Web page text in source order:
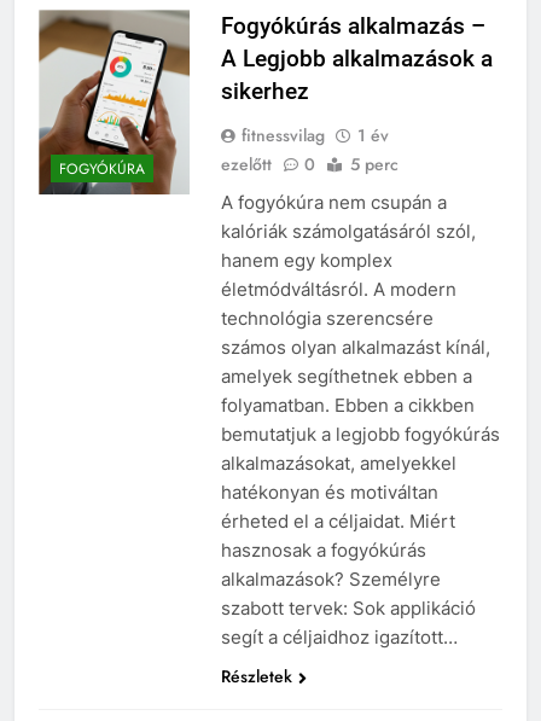
FOGYÓKÚRA
Fogyókúrás alkalmazás –
A Legjobb alkalmazások a
sikerhez
fitnessvilag
1 év
ezelőtt
0 5 perc
A fogyókúra nem csupán a
kalóriák számolgatásáról szól,
hanem egy komplex
életmódváltásról. A modern
technológia szerencsére
számos olyan alkalmazást kínál,
amelyek segíthetnek ebben a
folyamatban. Ebben a cikkben
bemutatjuk a legjobb fogyókúrás
alkalmazásokat, amelyekkel
hatékonyan és motiváltan
érheted el a céljaidat. Miért
hasznosak a fogyókúrás
alkalmazások? Személyre
szabott tervek: Sok applikáció
segít a céljaidhoz igazított…
Részletek